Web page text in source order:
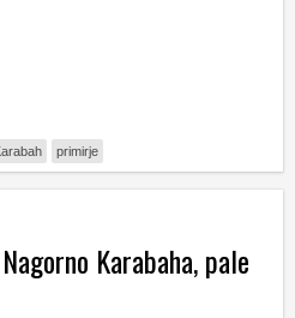
primirje
Karabaha, pale